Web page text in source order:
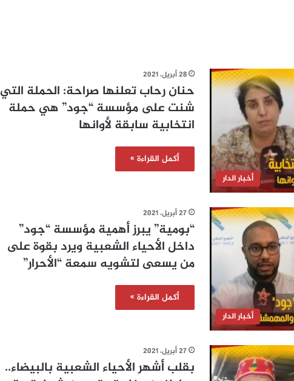
أخبار الدار
28 أبريل، 2021
حنان رحاب تعلنها صراحة: الحملة التي
شنت على مؤسسة “جود” هي حملة
انتخابية سابقة لأوانها
أكمل القراءة »
أخبار الدار
27 أبريل، 2021
“بومية” يبرز أهمية مؤسسة “جود”
داخل الأحياء الشعبية ويرد بقوة على
من يسعى لتشويه سمعة “الأحرار”
أكمل القراءة »
27 أبريل، 2021
بقلب أشهر الأحياء الشعبية بالبيضاء..